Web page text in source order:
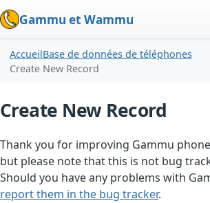
Gammu et Wammu
AccueilBase de données de téléphones
Create New Record
Create New Record
Thank you for improving Gammu
but please note that this is not bug
Should you have any problems with
report them in the bug tracker.